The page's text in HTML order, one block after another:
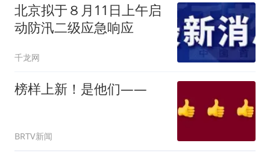
北京拟于８月11日上午启
动防汛二级应急响应
千龙网
榜样上新！是他们——
BRTV新闻